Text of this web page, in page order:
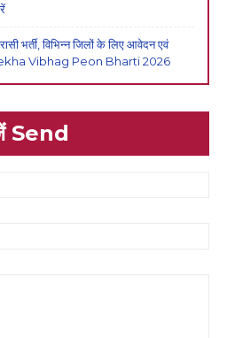
भर्ती, विभिन्न जिलों के लिए आवेदन एवं
Vibhag Peon Bharti 2026
Send